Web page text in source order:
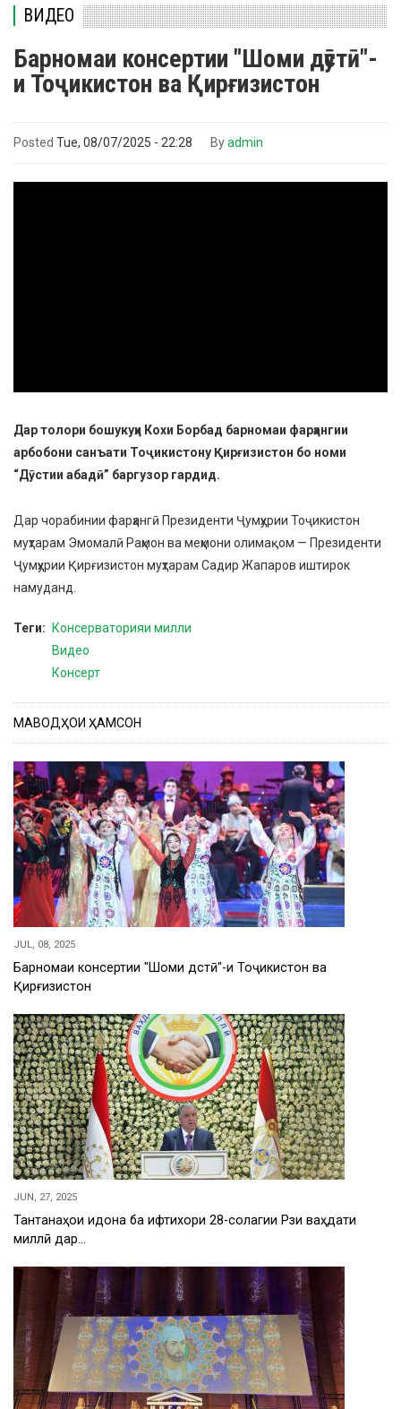
ВИДЕО
Барномаи консертии "Шоми дӯстӣ"-
и Тоҷикистон ва Қирғизистон
Posted Tue, 08/07/2025 - 22:28 Byadmin
Дар толори бошукуҳи Кохи Борбад барномаи фарҳангии
арбобони санъати Тоҷикистону Қирғизистон бо номи
“Дӯстии абадӣ” баргузор гардид.
Дар чорабинии фарҳангӣ Президенти Ҷумҳурии Тоҷикистон
муҳтарам Эмомалӣ Раҳмон ва меҳмони олимақом — Президенти
Ҷумҳурии Қирғизистон муҳтарам Садир Жапаров иштирок
намуданд.
Теги
Консерваторияи милли
Видео
Консерт
МАВОДҲОИ ҲАМСОН
JUL, 08, 2025
Барномаи консертии "Шоми дӯстӣ"-и Тоҷикистон ва
Қирғизистон
JUN, 27, 2025
Тантанаҳои идона ба ифтихори 28-солагии Рӯзи ваҳдати
миллӣ дар…